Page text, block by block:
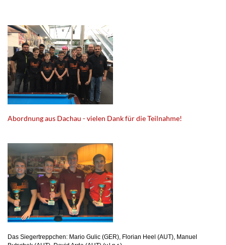
Abordnung aus Dachau - vielen Dank für die Teilnahme!
Das Siegertreppchen: Mario Gulic (GER), Florian Heel (AUT), Manuel